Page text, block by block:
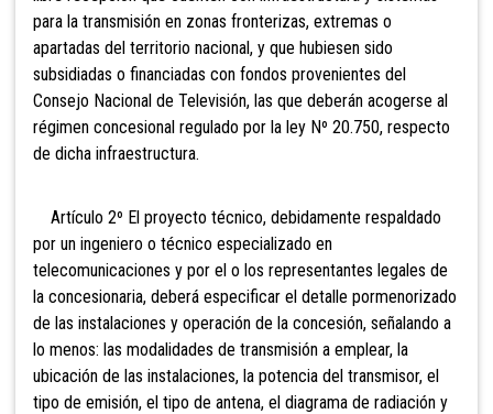
para la transmisión en zonas fronterizas, extremas o
apartadas del territorio nacional, y que hubiesen sido
subsidiadas o financiadas con fondos provenientes del
Consejo Nacional de Televisión, las que deberán acogerse al
régimen concesional regulado por la ley Nº 20.750, respecto
de dicha infraestructura.
Artículo 2º El proyecto técnico, debidamente respaldado
por un ingeniero o técnico especializado en
telecomunicaciones y por el o los representantes legales de
la concesionaria, deberá especificar el detalle pormenorizado
de las instalaciones y operación de la concesión, señalando a
lo menos: las modalidades de transmisión a emplear, la
ubicación de las instalaciones, la potencia del transmisor, el
tipo de emisión, el tipo de antena, el diagrama de radiación y